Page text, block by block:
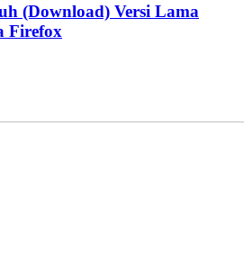
(Download) Versi Lama
Firefox